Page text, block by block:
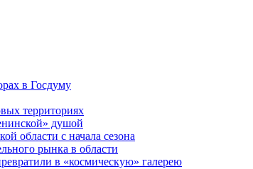
в Госдуму
территориях
душой
области с начала сезона
рынка в области
в «космическую» галерею